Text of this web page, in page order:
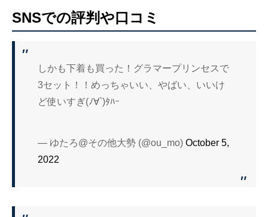
SNSでの評判や口コミ
しかも下着も買った！グラマープリンセスで
3セット！！めっちゃいい、やばい、いいけ
ど使いすぎ(ﾉ∀`)ﾀﾊｰ
— ゆたろ@その他大勢 (@ou_mo)October 5,
2022